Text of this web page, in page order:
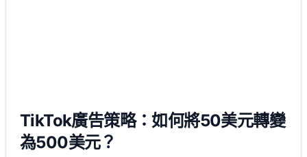
TikTok廣告策略：如何將50美元轉變
為500美元？